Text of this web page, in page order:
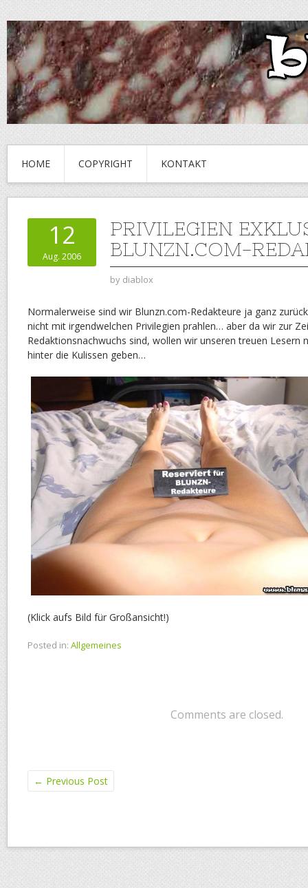
HOME COPYRIGHT KONTAKT
12
Aug. 2006
PRIVILEGIEN
BLUNZN.COM-
by diablox
Normalerweise sind wir Blunzn.com-Redakteure ja ganz
nicht mit irgendwelchen Privilegien prahlen… aber da wir zur
Redaktionsnachwuchs sind, wollen wir unseren treuen Lesern
hinter die Kulissen geben…
(Klick aufs Bild für Großansicht!)
Posted in: Allgemeines
Comments are closed.
← Previous Post